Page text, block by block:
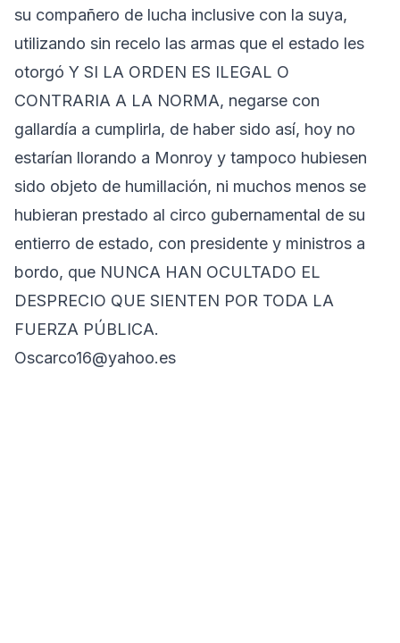
su compañero de lucha inclusive con la suya,
utilizando sin recelo las armas que el estado les
otorgó Y SI LA ORDEN ES ILEGAL O
CONTRARIA A LA NORMA, negarse con
gallardía a cumplirla, de haber sido así, hoy no
estarían llorando a Monroy y tampoco hubiesen
sido objeto de humillación, ni muchos menos se
hubieran prestado al circo gubernamental de su
entierro de estado, con presidente y ministros a
bordo, que NUNCA HAN OCULTADO EL
DESPRECIO QUE SIENTEN POR TODA LA
FUERZA PÚBLICA.
Oscarco16@yahoo.es